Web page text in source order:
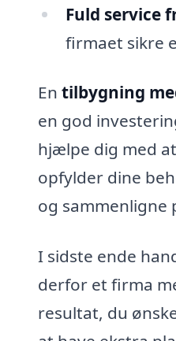
Fuld service
firmaet sikre
En tilbygning
en god
hjælpe dig med
opfylder dine
og
I sidste ende
derfor et firma
resultat, du